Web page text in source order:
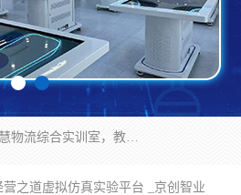
京创智业产品涵盖了多个领域，主要产品包括：工业4.0生产线解决方案，智慧物流综合实训室，教学设备与实验室建设，虚拟仿真实验室等。公司将秉持“创新、执着、诚信、共赢”的理念，以“将服务当作使命”为核心价值观，致力于为客户创造价值，与客户、合作伙伴和员工共同成长。
之道虚拟仿真实验平台 _京创智业